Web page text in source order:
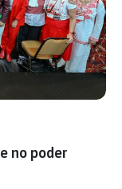
no poder